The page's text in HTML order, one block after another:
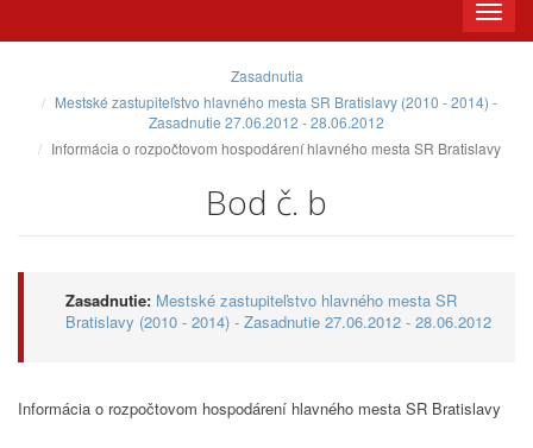
Toggle
Zasadnutia
Mestské zastupiteľstvo hlavného mesta SR Bratislavy (2010 - 2014) -
Zasadnutie 27.06.2012 - 28.06.2012
Informácia o rozpočtovom hospodárení hlavného mesta SR Bratislavy
Bod č. b
Zasadnutie: Mestské zastupiteľstvo hlavného mesta SR
Bratislavy (2010 - 2014) - Zasadnutie 27.06.2012 - 28.06.2012
Informácia o rozpočtovom hospodárení hlavného mesta SR Bratislavy